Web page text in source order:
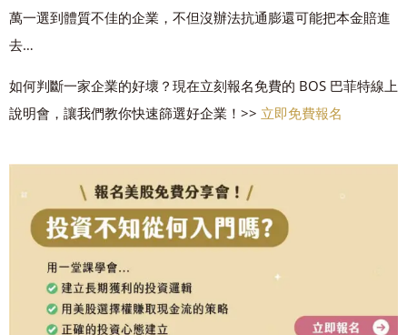
萬一選到體質不佳的企業，不但沒辦法抗通膨還可能把本金賠進
去…
如何判斷一家企業的好壞？現在立刻報名免費的 BOS 巴菲特線上
說明會，讓我們教你快速篩選好企業！>> 立即免費報名